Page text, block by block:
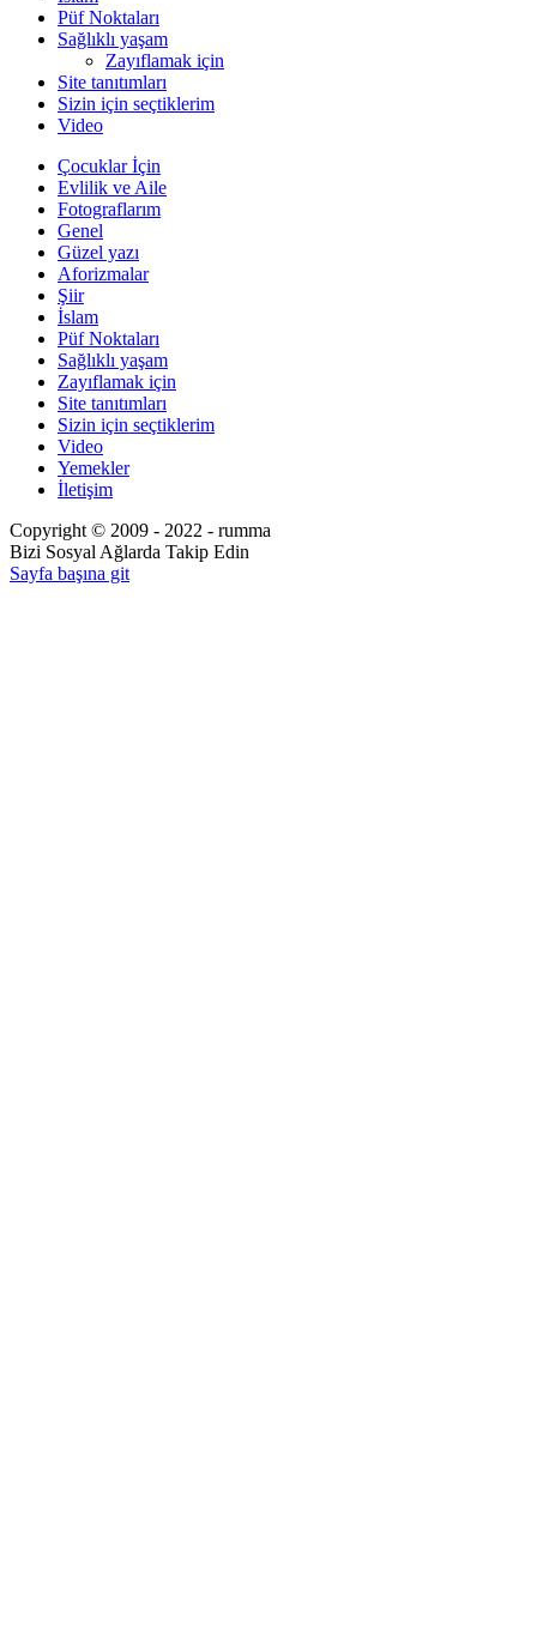
Püf Noktaları
Sağlıklı yaşam
Zayıflamak için
Site tanıtımları
Sizin için seçtiklerim
Video
Çocuklar İçin
Evlilik ve Aile
Fotograflarım
Genel
Güzel yazı
Aforizmalar
Şiir
İslam
Püf Noktaları
Sağlıklı yaşam
Zayıflamak için
Site tanıtımları
Sizin için seçtiklerim
Video
Yemekler
İletişim
Copyright © 2009 - 2022 - rumma
Bizi Sosyal Ağlarda Takip Edin
Sayfa başına git